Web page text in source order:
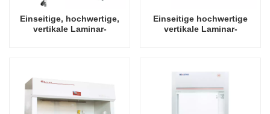
Einseitige, hochwertige,
vertikale Laminar-
Einseitige hochwertige
vertikale Laminar-